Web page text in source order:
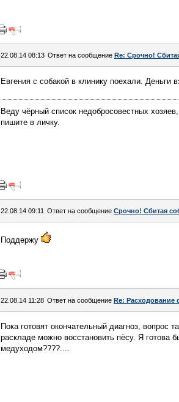
22.08.14 08:13 Ответ на сообщение Re: Срочно!
Евгения с собакой в клинику поехали.
Веду чёрный список недобросовестных
пишите в личку.
22.08.14 09:11 Ответ на сообщение Срочно! Сбитая
Поддержу
22.08.14 11:28 Ответ на сообщение Re: Расходование
Пока готовят окончательный диагноз,
раскладе можно восстановить пёсу. Я готова
медуходом????....